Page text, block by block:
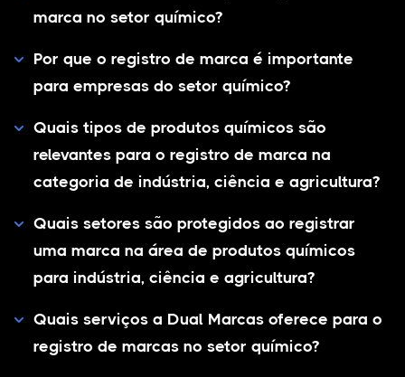
marca no setor químico?
Por que o registro de marca é importante
para empresas do setor químico?
Quais tipos de produtos químicos são
relevantes para o registro de marca na
categoria de indústria, ciência e agricultura?
Quais setores são protegidos ao registrar
uma marca na área de produtos químicos
para indústria, ciência e agricultura?
Quais serviços a Dual Marcas oferece para o
registro de marcas no setor químico?